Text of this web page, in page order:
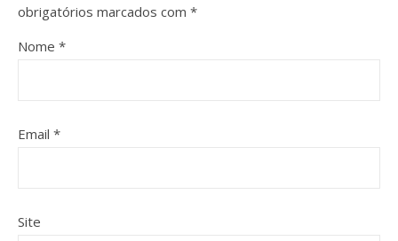
obrigatórios marcados com *
Nome *
Email *
Site